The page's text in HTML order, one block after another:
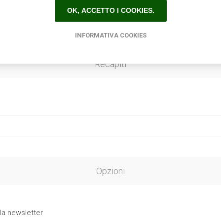
Recapiti
Opzioni
newsletter
OK, ACCETTO I COOKIES.
INFORMATIVA COOKIES